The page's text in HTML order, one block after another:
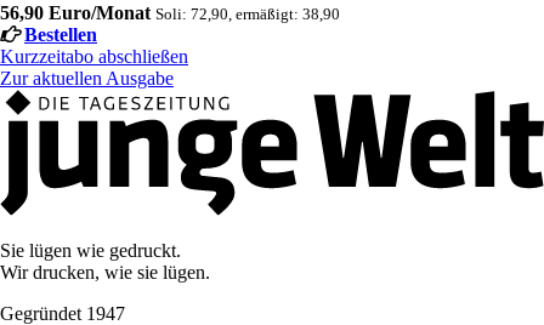
56,90 Euro/Monat Soli: 72,90, ermäßigt: 38,90
Bestellen
Kurzzeitabo abschließen
Zur aktuellen Ausgabe
Sie lügen wie gedruckt.
Wir drucken, wie sie lügen.
Gegründet 1947